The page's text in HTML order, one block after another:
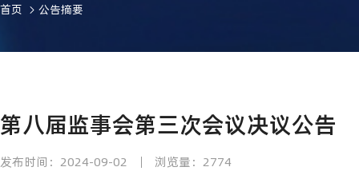
首页 公告摘要
第八届监事会第三次会议决议公告
发布时间：2024-09-02 浏览量：2774